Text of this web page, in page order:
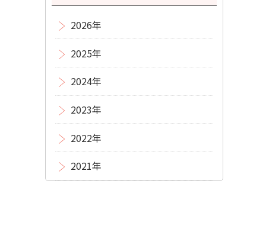
2026年
2025年
2024年
2023年
2022年
2021年